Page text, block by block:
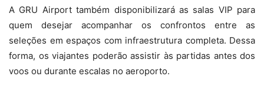
A GRU Airport também disponibilizará as salas VIP para
quem desejar acompanhar os confrontos entre as
seleções em espaços com infraestrutura completa. Dessa
forma, os viajantes poderão assistir às partidas antes dos
voos ou durante escalas no aeroporto.